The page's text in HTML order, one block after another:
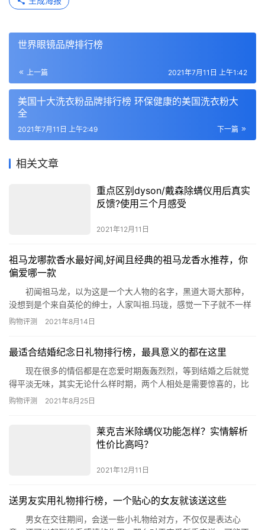
世界眼镜品牌排行榜
上一篇 2021年7月11日 上午1:42
美国十大洗衣粉品牌排行榜 环保健康的美国洗衣粉大
全
下一篇
2021年7月11日 上午2:49
相关文章
重点区别dyson/戴森除螨仪用后真实
反馈?使用三个月感受
2021年12月11日
祖马龙哪款香水最好闻,好闻且经典的祖马龙香水推荐，你
偏爱哪一款
初闻祖马龙，以为这是一个大人物的名字，黑道大哥大那种，
没想到是个来自英伦的绅士，人家叫祖.玛珑，感觉一下子就不一样
了，那么祖马龙的哪款香水最好闻呢?你喜欢的就是最好的。 1.橙花
马龙香水中很好闻的一款。 2.油桃花和蜂蜜 参考价￥…
购物评测 2021年8月14日
最适合结婚纪念日礼物排行榜，最具意义的都在这里
现在很多的情侣都是在恋爱时期轰轰烈烈，等到结婚之后就觉
得平淡无味，其实无论什么样时期，两个人相处是需要惊喜的，比
如在纪念日的时候送上一些小礼物。那么今天就由小编来为大家列
子，必然是不能缺少玫瑰花，这不仅仅代表着浪漫，也象征者对爱
购物评测 2021年8月25日
莱克吉米除螨仪功能怎样？实情解析
性价比高吗？
2021年12月11日
送男友实用礼物排行榜，一个贴心的女友就该送这些
男女在交往期间，会送一些小礼物给对方，不仅仅是表达心